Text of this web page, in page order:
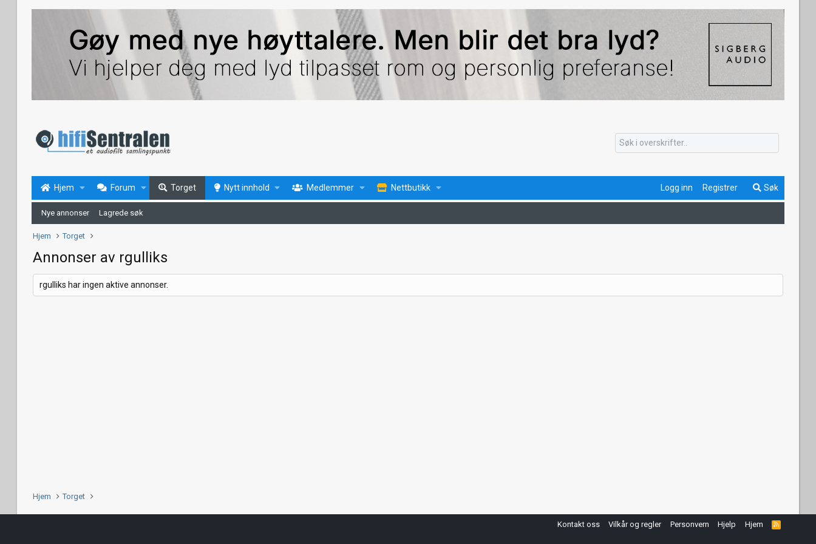
Hjem Forum Torget Nytt innhold Medlemmer Nettbutikk Logg inn Registrer Søk
Nye annonser Lagrede søk
Hjem Torget
Annonser av rgulliks
rgulliks har ingen aktive annonser.
Hjem Torget
Kontakt oss Vilkår og regler Personvern Hjelp Hjem
R
S